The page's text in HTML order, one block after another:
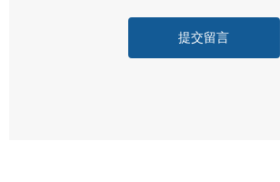
提交留言